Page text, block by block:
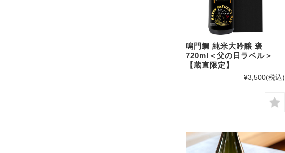
鳴門鯛 純米大吟醸 褒
720ml＜父の日ラベル＞
【蔵直限定】
¥3,500(税込)